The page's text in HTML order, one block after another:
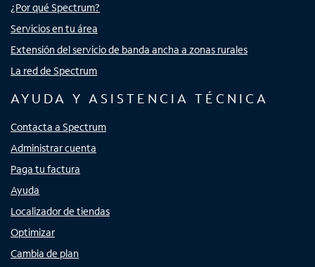
¿Por qué Spectrum?
Servicios en tu área
Extensión del servicio de banda ancha a zonas rurales
La red de Spectrum
AYUDA Y ASISTENCIA TÉCNICA
Contacta a Spectrum
Administrar cuenta
Paga tu factura
Ayuda
Localizador de tiendas
Optimizar
Cambia de plan